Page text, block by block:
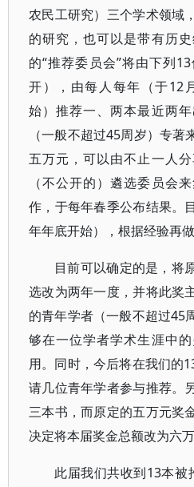
农民工研究）三个学术领域
的研究，也可以是带有历
的“推荐委员会”将由下列
开），由每人每年（于12
始）推荐一、两本最近两
（一般不超过45周岁）专
五万元，可以由不止一人
（不公开的）遴选委员会
作，于每年春季公布结果。
年年底开始），根据经验再
目前可以确定的是，将
选改为两年一度，并将此奖
的青年学者（一般不超过45
够在一位学者学术生涯中
用。同时，今后将在我们的
请几位青年学者参与推荐。
三本书，而原定的五万元奖
决定将本届奖金总额改为六万
此届我们共收到13本被